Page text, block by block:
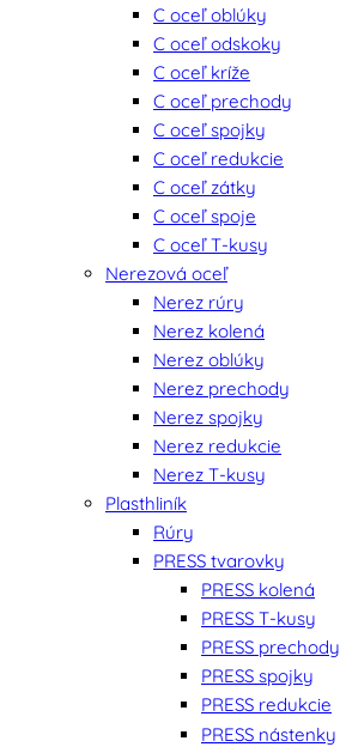
C oceľ oblúky
C oceľ odskoky
C oceľ kríže
C oceľ prechody
C oceľ spojky
C oceľ redukcie
C oceľ zátky
C oceľ spoje
C oceľ T-kusy
Nerezová oceľ
Nerez rúry
Nerez kolená
Nerez oblúky
Nerez prechody
Nerez spojky
Nerez redukcie
Nerez T-kusy
Plasthliník
Rúry
PRESS tvarovky
PRESS kolená
PRESS T-kusy
PRESS prechody
PRESS spojky
PRESS redukcie
PRESS nástenky